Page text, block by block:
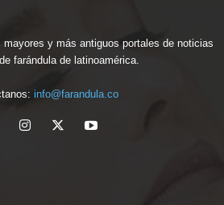
mayores y más antiguos portales de noticias
farándula de latinoamérica.
info@farandula.co